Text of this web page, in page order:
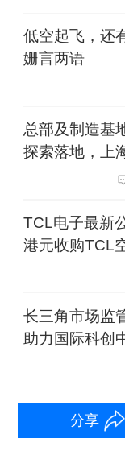
合。“我们
方战略方
人员整编为
院与学校共
培养复合型
支撑。
低空起飞，还
姗言两语
总部及制造基
探索落地，上
TCL电子最新
港元收购TCL
长三角市场监
助力国际科创
分享